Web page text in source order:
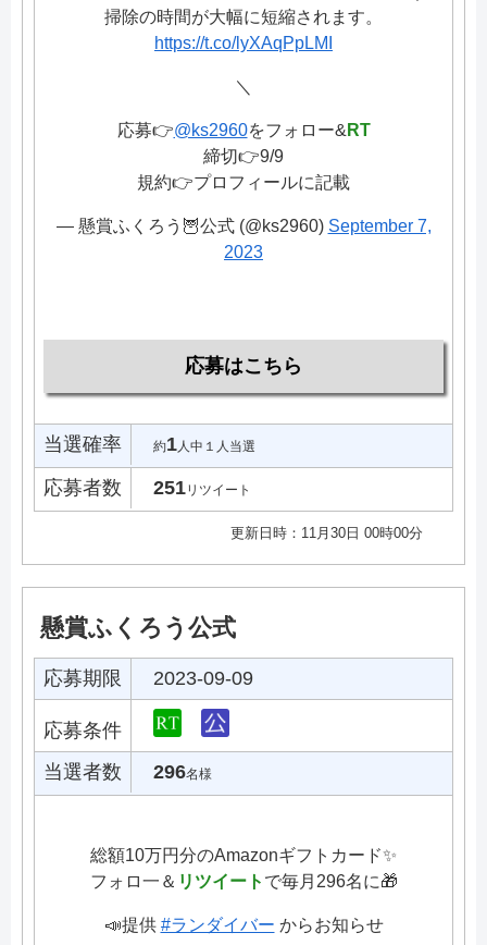
掃除の時間が大幅に短縮されます。
https://t.co/lyXAqPpLMI
＼
応募👉@ks2960をフォロー&RT
締切👉9/9
規約👉プロフィールに記載
— 懸賞ふくろう🦉公式 (@ks2960) September 7,
2023
応募はこちら
当選確率 約1 人中１人当選
応募者数 251リツイート
更新日時：11月30日 00時00分
懸賞ふくろう公式
応募期限 2023-09-09
応募条件
当選者数
296名様
総額10万円分のAmazonギフトカード✨
フォロ一＆ リツイート で毎月296名に🎁
📣提供 #ランダイバー からお知らせ